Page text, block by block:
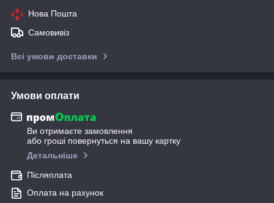
Нова Пошта
Самовивіз
Всі умови доставки
Умови оплати
Ви отримаєте замовлення
або гроші повернуться на вашу картку
Детальніше
Післяплата
Оплата на рахунок